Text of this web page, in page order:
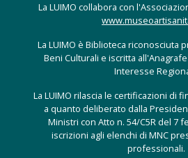
La LUIMO collabora con
La LUIMO è Biblioteca riconosciuta
Beni Culturali e iscritta
Interesse
La LUIMO rilascia le certificazioni di
a quanto deliberato dalla
Ministri con Atto n. 54/C5R del 7
iscrizioni agli elenchi di MNC
professionali.